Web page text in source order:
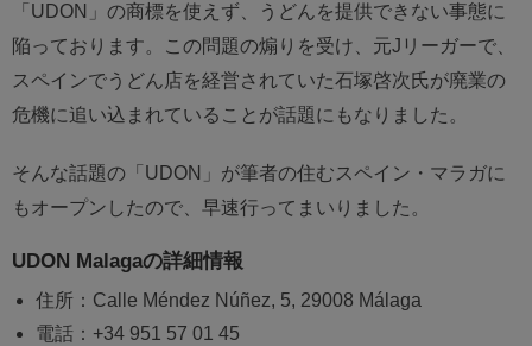
「UDON」の商標を使えず、うどんを提供できない事態に
陥っております。この問題の煽りを受け、元Jリーガーで、
スペインでうどん店を経営されていた石塚啓次氏が廃業の
危機に追い込まれていることが話題にもなりました。
そんな話題の「UDON」が筆者の住むスペイン・マラガに
もオープンしたので、早速行ってまいりました。
UDON Malagaの詳細情報
住所：Calle Méndez Núñez, 5, 29008 Málaga
電話：+34 951 57 01 45